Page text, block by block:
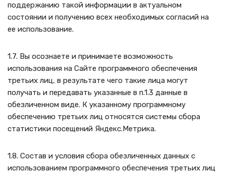
поддержанию такой информации в актуальном
состоянии и получению всех необходимых согласий на
ее использование.
1.7. Вы осознаете и принимаете возможность
использования на Сайте программного обеспечения
третьих лиц, в результате чего такие лица могут
получать и передавать указанные в п.1.3 данные в
обезличенном виде. К указанному программному
обеспечению третьих лиц относятся системы сбора
статистики посещений Яндекс.Метрика.
1.8. Состав и условия сбора обезличенных данных с
использованием программного обеспечения третьих лиц